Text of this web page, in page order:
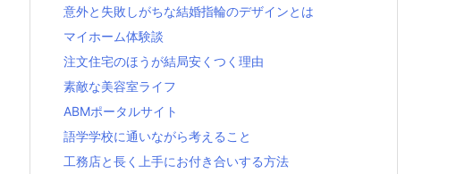
意外と失敗しがちな結婚指輪のデザインとは
マイホーム体験談
注文住宅のほうが結局安くつく理由
素敵な美容室ライフ
ABMポータルサイト
語学学校に通いながら考えること
工務店と長く上手にお付き合いする方法